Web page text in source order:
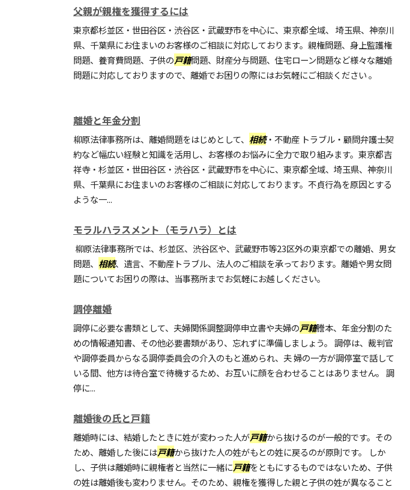
父親が親権を獲得するには
東京都杉並区・世田谷区・渋谷区・武蔵野市を中心に、東京都全域、 埼玉県、神奈川
県、千葉県にお住まいのお客様のご相談に対応しております。親権問題、身上監護権
問題、養育費問題、子供の戸籍問題、財産分与問題、住宅ローン問題など様々な離婚
問題に対応しておりますので、離婚でお困りの際にはお気軽にご相談ください 。
離婚と年金分割
柳原法律事務所は、離婚問題をはじめとして、 相続・不動産 トラブル・顧問弁護士契
約など幅広い経験と知識を活用し、お客様のお悩みに全力で取り組みます。東京都吉
祥寺・杉並区・世田谷区・渋谷区・武蔵野市を中心に、東京都全域、埼玉県、神奈川
県、千葉県にお住まいのお客様のご相談に対応しております。不貞行為を原因とする
ような一...
モラルハラスメント（モラハラ）とは
柳原法律事務所では、杉並区、渋谷区や、武蔵野市等23区外の東京都での離婚、男女
問題、 相続、遺言、不動産トラブル、法人のご相談を承っております。離婚や男女問
題についてお困りの際は、当事務所までお気軽にお越しください。
調停離婚
調停に必要な書類として、夫婦関係調整調停申立書や夫婦の戸籍謄本、年金分割のた
めの情報通知書、その他必要書類があり、忘れずに準備しましょう。 調停は、裁判官
や調停委員からなる調停委員会の介入のもと進められ、夫 婦の一方が調停室で話して
いる間、他方は待合室で待機するため、お互いに顔を合わせることはありません。 調
停に...
離婚後の氏と戸籍
離婚時には、結婚したときに姓が変わった人が戸籍から抜けるのが一般的です。その
ため、離婚した後には戸籍から抜けた人の姓がもとの姓に戻るのが原則です。 しか
し、子供は離婚時に親権者と当然に一緒に戸籍をともにするものではないため、子供
の姓は離婚後も変わりません。そのため、親権を獲得した親と子供の姓が異なること